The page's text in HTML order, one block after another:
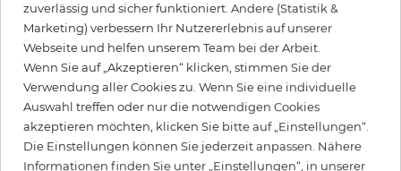
109,50 € per Rolle
Inkl. 19% MwSt. zzgl. Versand
Grundpreis pro m² - 6,84 €
Wird Kleister benötigt?
zuverlässig und sicher funktioniert. Andere (Statistik &
Marketing) verbessern Ihr Nutzererlebnis auf unserer
Webseite und helfen unserem Team bei der Arbeit.
Wenn Sie auf „Akzeptieren“ klicken, stimmen Sie der
Verwendung aller Cookies zu. Wenn Sie eine individuelle
Auswahl treffen oder nur die notwendigen Cookies
akzeptieren möchten, klicken Sie bitte auf „Einstellungen“.
Die Einstellungen können Sie jederzeit anpassen. Nähere
Informationen finden Sie unter „Einstellungen“, in unserer